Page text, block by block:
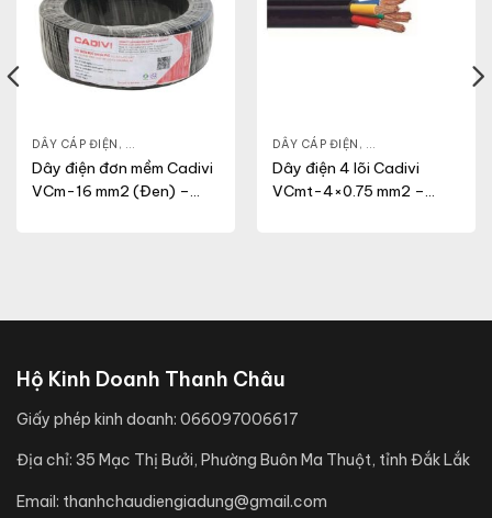
DÂY CÁP ĐIỆN , DÂY ĐIỆN DÂN DỤNG VCM
Dây điện đơn mềm Cadivi
VCm-16 mm2 (Đen) –
DÂY CÁP ĐIỆN , DÂY ĐIỆN DÂN
Dây điện 4 lõi Cadivi
VCmt-4×0.75 mm2 –
Hộ Kinh Doanh Thanh Châu
Giấy phép kinh doanh: 066097006617
Địa chỉ: 35 Mạc Thị Bưởi, Phường Buôn Ma Thuột, tỉnh Đắk Lắk
Email: thanhchaudiengiadung@gmail.com